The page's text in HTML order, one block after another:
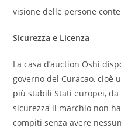
visione delle persone
Sicurezza e Licenza
La casa d’auction Oshi
governo del Curacao, cioè
più stabili Stati europei,
sicurezza il marchio non
compiti senza avere